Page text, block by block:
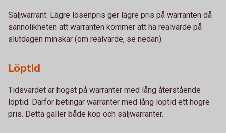
Säljwarrant: Lägre lösenpris ger lägre pris på warranten då
sannolikheten att warranten kommer att ha realvärde på
slutdagen minskar (om realvärde, se nedan).
Löptid
Tidsvärdet är högst på warranter med lång återstående
löptid. Därför betingar warranter med lång löptid ett högre
pris. Detta gäller både köp och säljwarranter.